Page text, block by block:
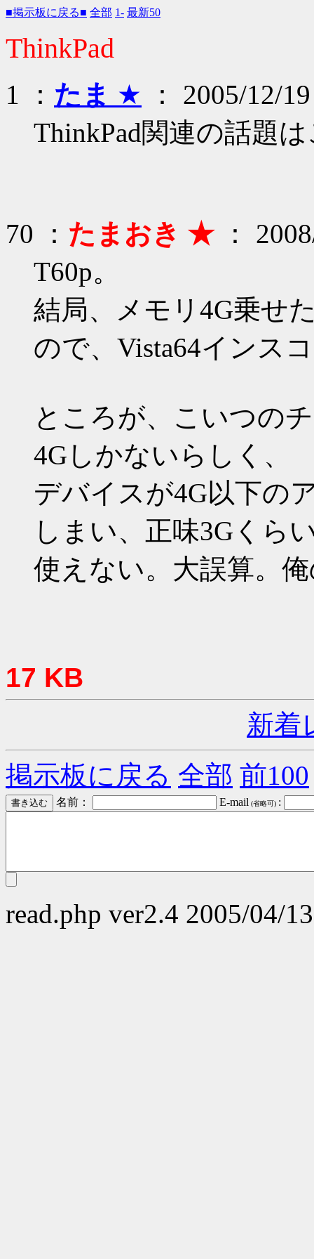
■掲示板に戻る■ 全部 1- 最新50
ThinkPad
1 ： たま ★ ： 2005/12/
ThinkPad関連の話題
70 ： たまおき ★：
T60p。
結局、メモリ4G乗せ
ので、Vista64インス
ところが、こいつの
4Gしかないらしく、
デバイスが4G以下の
しまい、正味3Gくら
使えない。大誤算。
17 KB
新着
掲示板に戻る 全部 前100
名前： E-mail (省略可) :
read.php ver2.4 2005/04/13